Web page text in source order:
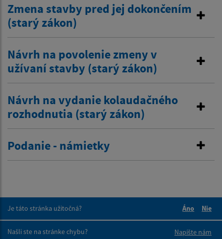
Zmena stavby pred jej dokončením
(starý zákon)
Návrh na povolenie zmeny v
užívaní stavby (starý zákon)
Návrh na vydanie kolaudačného
rozhodnutia (starý zákon)
Podanie - námietky
Je táto stránka užitočná?
Áno
Nie
Našli ste na stránke chybu?
Napíšte nám